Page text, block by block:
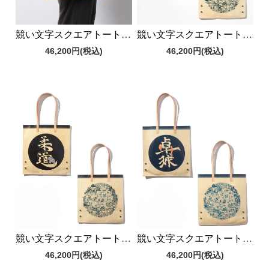
競い文字スクエアトートバッグ
46,200円(税込)
競い文字スクエアトートバッグ
46,200円(税込)
競い文字スクエアトートバッグ
46,200円(税込)
競い文字スクエアトートバッグ
46,200円(税込)